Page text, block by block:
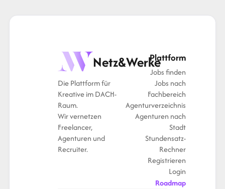
Netz&Werke
Die Plattform für
Kreative im DACH-
Raum.
Wir vernetzen
Freelancer,
Agenturen und
Recruiter.
Plattform
Jobs finden
Jobs nach
Fachbereich
Agenturverzeichnis
Agenturen nach
Stadt
Stundensatz-
Rechner
Registrieren
Login
Roadmap